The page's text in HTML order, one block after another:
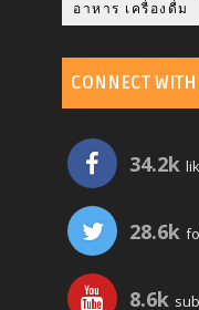
อาหาร เครื่องดื่ม
CONNECT WITH
34.2k
28.6k
8.6k